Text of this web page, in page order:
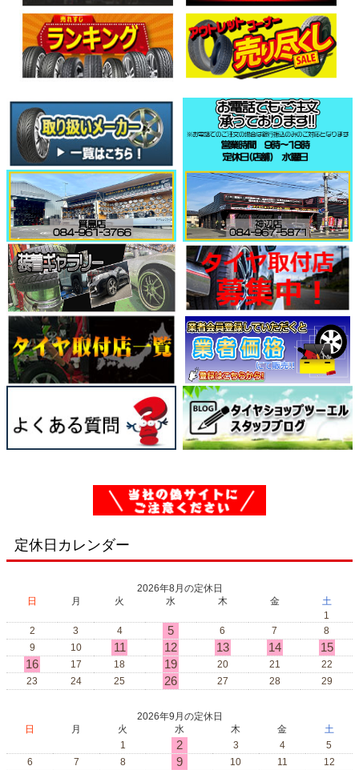
定休日カレンダー
2026年8月の定休日
日
月 火 水 木 金
土
1
2
3 4 5 6 7
8
9
10 11 12 13 14
15
16
17 18 19 20 21
22
23
24 25 26 27 28 29
2026年9月の定休日
日
月 火 水 木 金
土
1
2 3 4
5
6
7 8 9 10 11
12